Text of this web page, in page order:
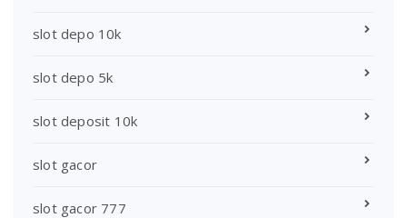
slot depo 10k
slot depo 5k
slot deposit 10k
slot gacor
slot gacor 777